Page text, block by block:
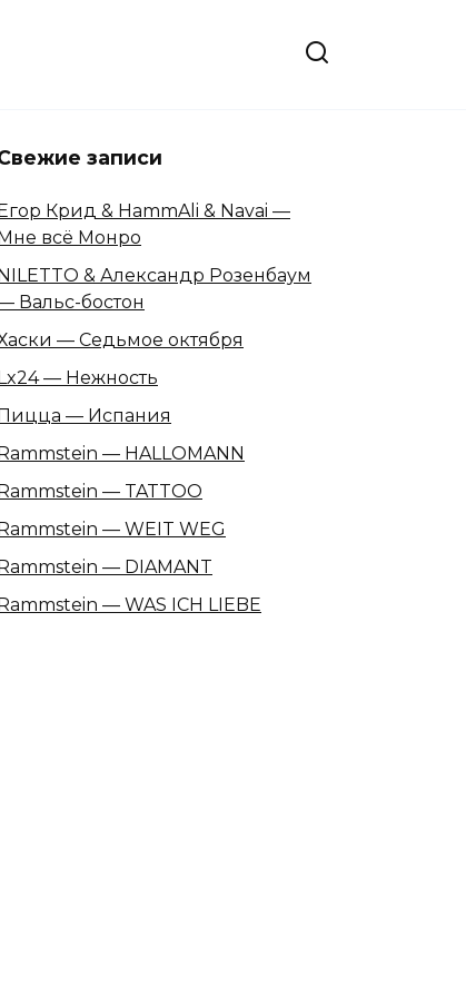
записи
Крид & HammAli & Navai —
всё Монро
& Александр Розенбаум
Вальс-бостон
— Седьмое октября
— Нежность
— Испания
— HALLOMANN
— TATTOO
— WEIT WEG
— DIAMANT
— WAS ICH LIEBE